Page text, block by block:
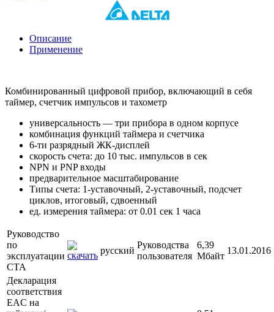
Описание
Применение
Комбинированный цифровой прибор, включающий в себя
таймер, счетчик импульсов и тахометр
универсальность — три прибора в одном корпусе
комбинация функций таймера и счетчика
6-ти разрядный ЖК-дисплей
скорость счета: до 10 тыс. импульсов в сек
NPN и PNP входы
предварительное масштабирование
Типы счета: 1-уставочный, 2-уставочный, подсчет
циклов, итоговый, сдвоенный
ед. измерения таймера: от 0.01 сек 1 часа
Руководство
по
эксплуатации
CTA
русский
Руководства
пользователя
6,39
Мбайт
13.01.2016
Декларация
соответствия
EAC на